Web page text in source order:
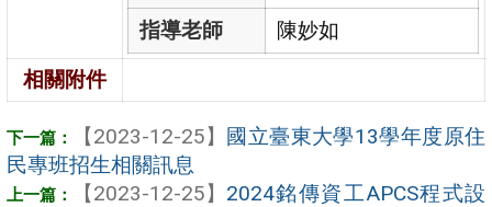
指導老師
陳妙如
相關附件
【2023-12-25】 國立臺東大學13學年度原住
民專班招生相關訊息
【2023-12-25】 2024銘傳資工APCS程式設